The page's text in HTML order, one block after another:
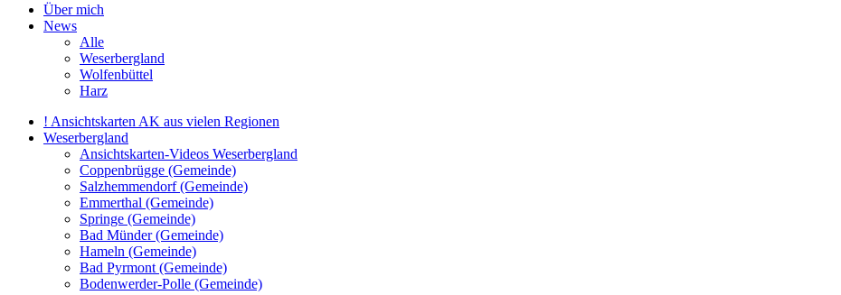
Über mich
News
Alle
Weserbergland
Wolfenbüttel
Harz
! Ansichtskarten AK aus vielen Regionen
Weserbergland
Ansichtskarten-Videos Weserbergland
Coppenbrügge (Gemeinde)
Salzhemmendorf (Gemeinde)
Emmerthal (Gemeinde)
Springe (Gemeinde)
Bad Münder (Gemeinde)
Hameln (Gemeinde)
Bad Pyrmont (Gemeinde)
Bodenwerder-Polle (Gemeinde)